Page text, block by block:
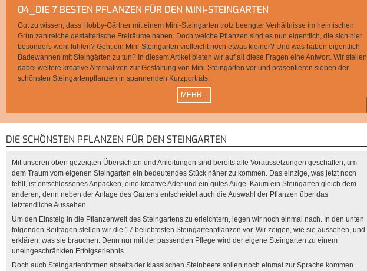
04_DIE 7 BESTEN PFLANZEN FÜR DEN MINI-STEINGARTEN
Gut zu wissen, dass Hobby-Gärtner mit einem Mini-Steingarten trotz beengter Verhältnisse im heimischen
Grün zahlreiche gestalterische Freiräume haben. Doch welche Pflanzen sind es nun eigentlich, die sich hier
besonders wohl fühlen? Geht ein Mini-Steingarten vielleicht noch etwas kleiner? Und was haben eigentlich
Badewannen mit Steingärten zu tun? In diesem Artikel bieten wir auf all diese Fragen eine Antwort. Wir stellen
dabei weitere kreative Alternativen zur Gestaltung von Mini-Steingärten vor und präsentieren sieben der
schönsten Steingartenpflanzen in spannenden Kurzporträts.
MEHR...
DIE SCHÖNSTEN PFLANZEN FÜR DEN STEINGARTEN
Mit unseren oben gezeigten Übersichten und Anleitungen sind bereits alle Voraussetzungen geschaffen, um
dem Traum vom eigenen Steingarten ein bedeutendes Stück näher zu kommen. Das einzige, was jetzt noch
fehlt, ist entschlossenes Anpacken, eine kreative Ader und ein gutes Auge. Kaum ein Steingarten gleich dem
anderen, denn neben der Anlage des Gartens entscheidet auch die Auswahl der Pflanzen über das
letztendliche Aussehen.
Um den Einsteig in die Pflanzenwelt des Steingartens zu erleichtern, legen wir noch einmal nach. In den unten
folgenden Beiträgen stellen wir die 17 beliebtesten Steingartenpflanzen vor. Wir zeigen, wie sie aussehen, und
erklären, was sie brauchen. Denn nur mit der passenden Pflege wird der eigene Steingarten zu einem
uneingeschränkten Erfolgserlebnis.
Doch auch Steingartenformen abseits der klassischen Steinbeete sollen noch einmal zur Sprache kommen.